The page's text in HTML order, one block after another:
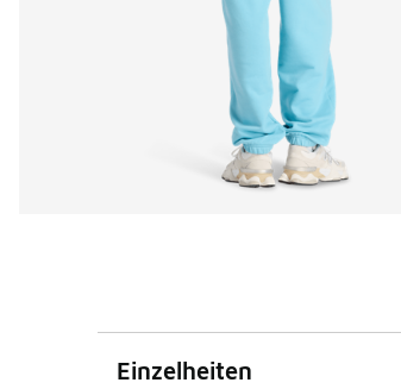
Einzelheiten